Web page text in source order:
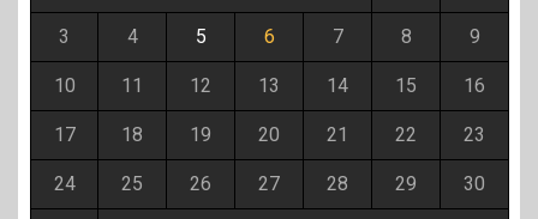
3 4 5 6 7 8 9
10 11 12 13 14 15 16
17 18 19 20 21 22 23
24 25 26 27 28 29 30